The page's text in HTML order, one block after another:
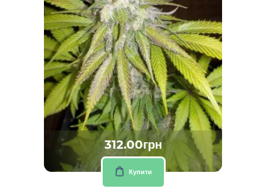
312.00грн
Купити